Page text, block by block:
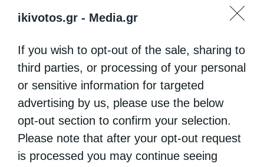
ikivotos.gr - Media.gr
If you wish to opt-out of the sale, sharing to
third parties, or processing of your personal
or sensitive information for targeted
advertising by us, please use the below
opt-out section to confirm your selection.
Please note that after your opt-out request
is processed you may continue seeing